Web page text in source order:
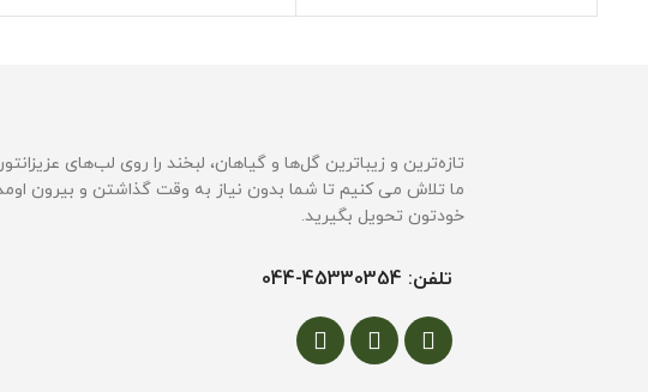
تازه‌ترین و زیباترین گل‌ها و گیاهان، لبخند را روی لب‌های
ما تلاش می کنیم تا شما بدون نیاز به وقت گذاشتن و بیرون
خودتون تحویل بگیرید.
تلفن: 45330354-044